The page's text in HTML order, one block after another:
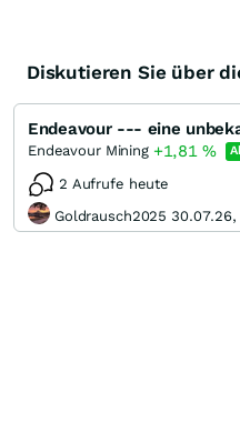
Diskutieren Sie über
Endeavour Mining +1,81%
2 Aufrufe heute
Goldrausch2025